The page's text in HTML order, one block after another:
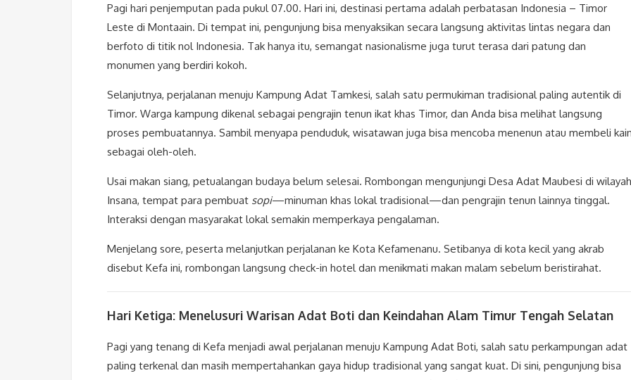
Pagi hari penjemputan pada pukul 07.00. Hari ini, destinasi pertama adalah perbatasan Indonesia – Timor
Leste di Montaain. Di tempat ini, pengunjung bisa menyaksikan secara langsung aktivitas lintas negara dan
berfoto di titik nol Indonesia. Tak hanya itu, semangat nasionalisme juga turut terasa dari patung dan
monumen yang berdiri kokoh.
Selanjutnya, perjalanan menuju Kampung Adat Tamkesi, salah satu permukiman tradisional paling autentik di
Timor. Warga kampung dikenal sebagai pengrajin tenun ikat khas Timor, dan Anda bisa melihat langsung
proses pembuatannya. Sambil menyapa penduduk, wisatawan juga bisa mencoba menenun atau membeli
sebagai oleh-oleh.
Usai makan siang, petualangan budaya belum selesai. Rombongan mengunjungi Desa Adat Maubesi di wilayah
Insana, tempat para pembuat sopi—minuman khas lokal tradisional—dan pengrajin tenun lainnya tinggal.
Interaksi dengan masyarakat lokal semakin memperkaya pengalaman.
Menjelang sore, peserta melanjutkan perjalanan ke Kota Kefamenanu. Setibanya di kota kecil yang akrab
disebut Kefa ini, rombongan langsung check-in hotel dan menikmati makan malam sebelum beristirahat.
Hari Ketiga: Menelusuri Warisan Adat Boti dan Keindahan Alam Timur Tengah Selatan
Pagi yang tenang di Kefa menjadi awal perjalanan menuju Kampung Adat Boti, salah satu perkampungan adat
paling terkenal dan masih mempertahankan gaya hidup tradisional yang sangat kuat. Di sini, pengunjung bisa